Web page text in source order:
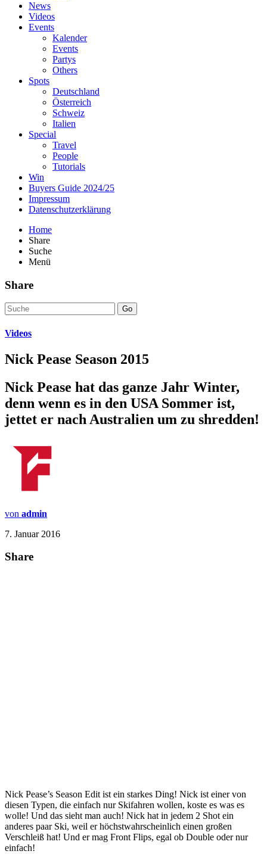
News
Videos
Events
Kalender
Events
Partys
Others
Spots
Deutschland
Österreich
Schweiz
Italien
Special
Travel
People
Tutorials
Win
Buyers Guide 2024/25
Impressum
Datenschutzerklärung
Home
Share
Suche
Menü
Share
Go
Videos
Nick Pease Season 2015
Nick Pease hat das ganze Jahr Winter,
denn wenn es in den USA Sommer ist,
jettet er nach Australien um zu shredden!
von admin
7. Januar 2016
Share
Nick Pease’s Season Edit ist ein starkes Ding! Nick ist einer von
diesen Typen, die einfach nur Skifahren wollen, koste es was es
wolle! Und das sieht man auch! Nick hat in jedem 2 Shot ein
anderes paar Ski, weil er höchstwahrscheinlich einen großen
Verschleiß hat! Und er mag Front Flips, egal ob Double oder nur
einfach!